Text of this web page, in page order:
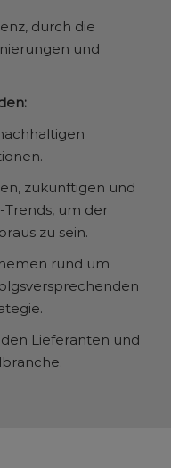
durch die
und
zukünftigen und
um der
zu sein.
rund um
Lieferanten und